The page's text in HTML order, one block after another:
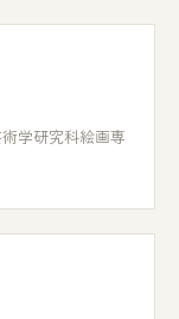
学研究科絵画専